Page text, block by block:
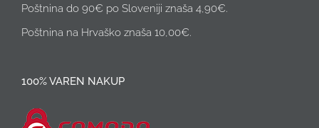
Poštnina do 90€ po Sloveniji znaša 4,90€.
Poštnina na Hrvaško znaša 10,00€.
100% VAREN NAKUP